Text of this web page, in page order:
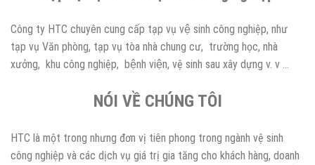
Công ty HTC chuyên cung cấp tạp vụ vệ sinh công nghiệp, như
tạp vụ Văn phòng, tạp vụ tòa nhà chung cư, trường học, nhà
xưởng, khu công nghiệp, bệnh viện, vệ sinh sau xây dựng v. v …
NÓI VỀ CHÚNG TÔI
HTC là một trong nhưng đơn vị tiên phong trong ngành vệ sinh
công nghiệp và các dịch vụ giá trị gia tăng cho khách hàng, doanh